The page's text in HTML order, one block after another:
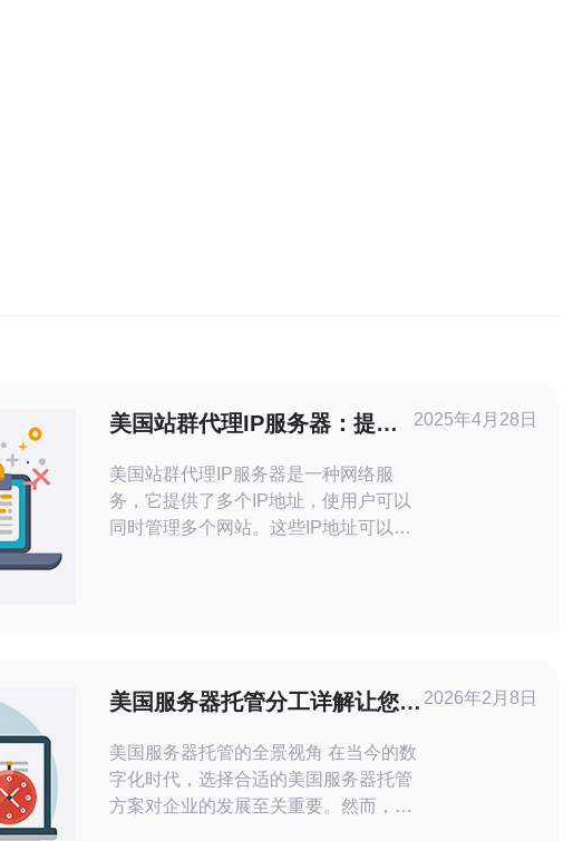
美国站群代理IP服务器：提升
美国站群代理IP服务器是一种网络服
务，它提供了多个IP地址，使用户可以
同时管理多个网站。这些IP地址可以来
重视程度，提高了网站在搜索结果中的
排名。 2. 模拟不同
2025年4月28日
美国服务器托管分工详解让您轻
美国服务器托管的全景视角 在当今的数
字化时代，选择合适的美国服务器托管
方案对企业的发展至关重要。然而，很
2026年2月8日